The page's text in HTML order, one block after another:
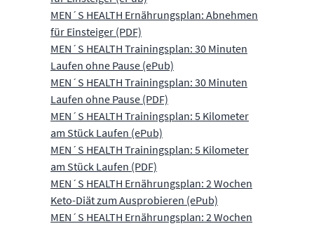
MEN´S HEALTH Ernährungsplan: Abnehmen
für Einsteiger (PDF)
MEN´S HEALTH Trainingsplan: 30 Minuten
Laufen ohne Pause (ePub)
MEN´S HEALTH Trainingsplan: 30 Minuten
Laufen ohne Pause (PDF)
MEN´S HEALTH Trainingsplan: 5 Kilometer
am Stück Laufen (ePub)
MEN´S HEALTH Trainingsplan: 5 Kilometer
am Stück Laufen (PDF)
MEN´S HEALTH Ernährungsplan: 2 Wochen
Keto-Diät zum Ausprobieren (ePub)
MEN´S HEALTH Ernährungsplan: 2 Wochen